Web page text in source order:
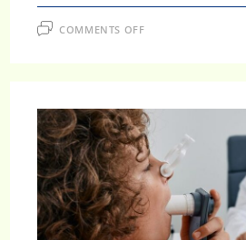
COMMENTS OFFON
ド
ル
に
達
す
る
喘
息
治
療